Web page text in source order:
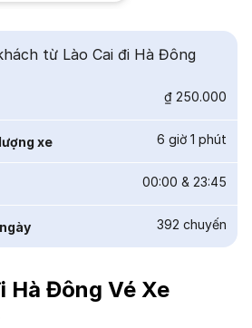
từ Lào Cai đi Hà Đông
₫ 250.000
xe 6 giờ 1 phút
00:00 & 23:45
392 chuyến
Hà Đông Vé Xe